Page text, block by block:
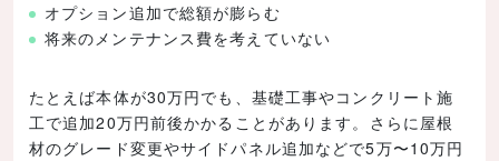
オプション追加で総額が膨らむ
将来のメンテナンス費を考えていない
たとえば本体が30万円でも、基礎工事やコンクリート施
工で追加20万円前後かかることがあります。さらに屋根
材のグレード変更やサイドパネル追加などで5万〜10万円